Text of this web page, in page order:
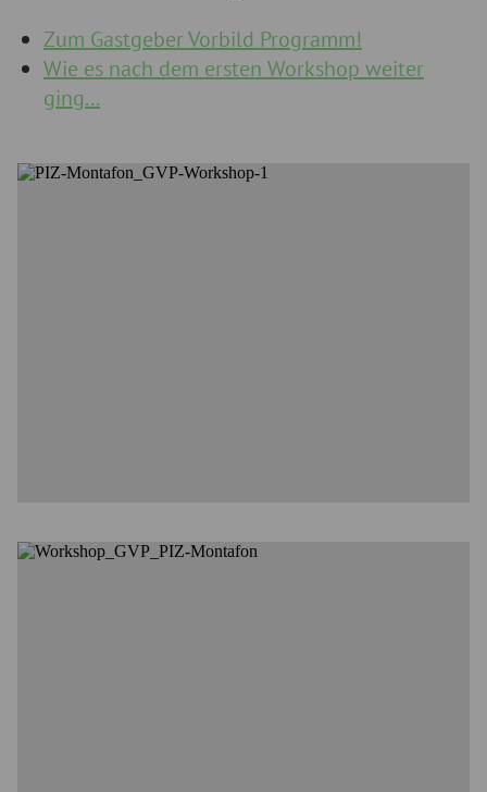
Zum Gastgeber Vorbild Programm!
Wie es nach dem ersten Workshop weiter
ging...